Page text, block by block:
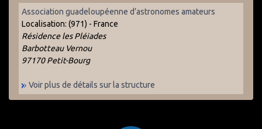
Association guadeloupéenne d’astronomes amateurs
Localisation: (971) - France
Résidence les Pléiades
Barbotteau Vernou
97170 Petit-Bourg
Voir plus de détails sur la structure